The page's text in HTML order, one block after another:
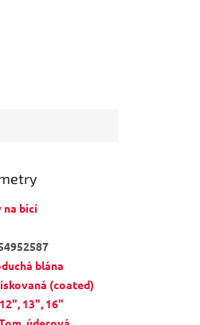
na bicí
blána
(coated)
13", 16"